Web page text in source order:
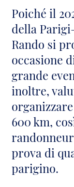
Poiché il
della
Rando si
occasione
grande
inoltre,
600 km,
prova di
parigino.